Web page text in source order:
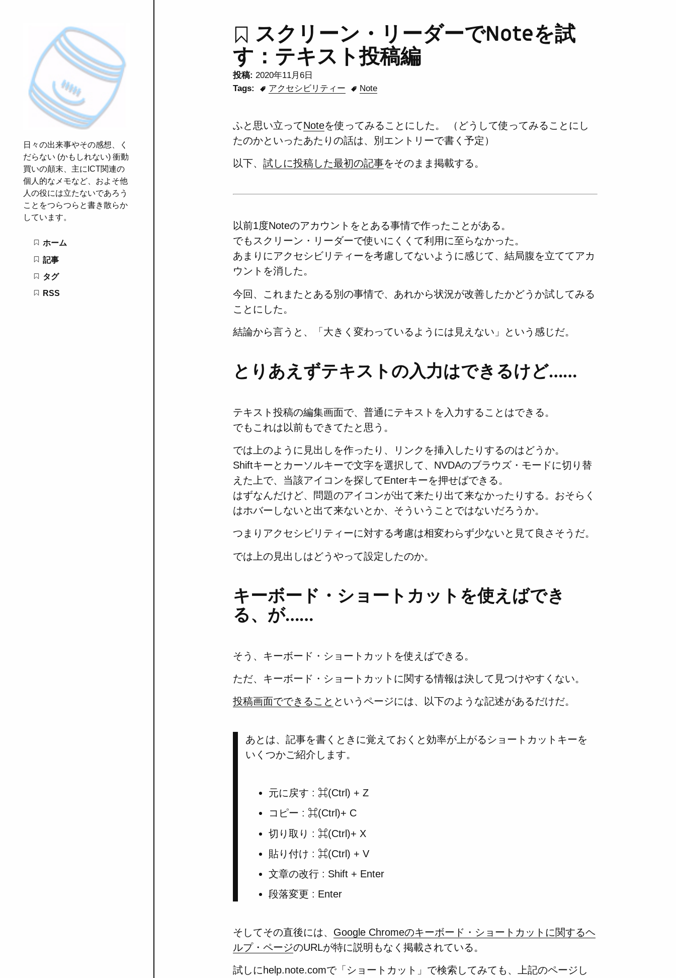
日々の出来事やその感想、く
だらない (かもしれない) 衝動
買いの顛末、主にICT関連の
個人的なメモなど、およそ他
人の役には立たないであろう
ことをつらつらと書き散らか
しています。
ホーム
記事
タグ
RSS
スクリーン・リーダーでNoteを試
す：テキスト投稿編
投稿: 2020年11月6日
Tags:
アクセシビリティー Note
ふと思い立ってNoteを使ってみることにした。 （どうして使ってみることにし
たのかといったあたりの話は、別エントリーで書く予定）
以下、 試しに投稿した最初の記事をそのまま掲載する。
以前1度Noteのアカウントをとある事情で作ったことがある。
でもスクリーン・リーダーで使いにくくて利用に至らなかった。
あまりにアクセシビリティーを考慮してないように感じて、結局腹を立ててアカ
ウントを消した。
今回、これまたとある別の事情で、あれから状況が改善したかどうか試してみる
ことにした。
結論から言うと、「大きく変わっているようには見えない」という感じだ。
とりあえずテキストの入力はできるけど……
テキスト投稿の編集画面で、普通にテキストを入力することはできる。
でもこれは以前もできてたと思う。
では上のように見出しを作ったり、リンクを挿入したりするのはどうか。
Shiftキーとカーソルキーで文字を選択して、NVDAのブラウズ・モードに切り替
えた上で、当該アイコンを探してEnterキーを押せばできる。
はずなんだけど、問題のアイコンが出て来たり出て来なかったりする。おそらく
はホバーしないと出て来ないとか、そういうことではないだろうか。
つまりアクセシビリティーに対する考慮は相変わらず少ないと見て良さそうだ。
では上の見出しはどうやって設定したのか。
キーボード・ショートカットを使えばでき
る、が……
そう、キーボード・ショートカットを使えばできる。
ただ、キーボード・ショートカットに関する情報は決して見つけやすくない。
投稿画面でできること というページには、以下のような記述があるだけだ。
あとは、記事を書くときに覚えておくと効率が上がるショートカットキーを
いくつかご紹介します。
元に戻す : ⌘(Ctrl) + Z
コピー : ⌘(Ctrl)+ C
切り取り : ⌘(Ctrl)+ X
貼り付け : ⌘(Ctrl) + V
文章の改行 : Shift + Enter
段落変更 : Enter
そしてその直後には、 Google Chromeのキーボード・ショートカットに関するヘ
ルプ・ページのURLが特に説明もなく掲載されている。
試しにhelp.note.comで「ショートカット」で検索してみても、上記のページし